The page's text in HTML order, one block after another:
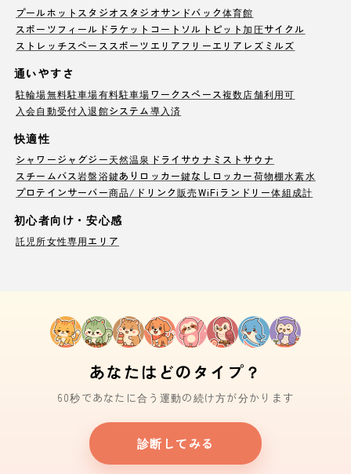
プールホットスタジオ スタジオサンドバック体育館
スポーツフィールド ラケットコート ソルトピット加圧サイクル
ストレッチスペース スポーツエリア フリーエリア レズミルズ
通いやすさ
駐輪場無料駐車場有料駐車場ワークスペース複数店舗利用可
入会自動受付 入退館システム導入済
快適性
シャワージャグジー天然温泉 ドライサウナ ミストサウナ
スチームバス岩盤浴鍵ありロッカー鍵なしロッカー荷物棚水素水
プロテインサーバー商品/ドリンク販売WiFi ランドリー体組成計
初心者向け・安心感
託児所女性専用エリア
あなたはどのタイプ？
60秒であなたに合う運動の続け方が分かります
診断してみる